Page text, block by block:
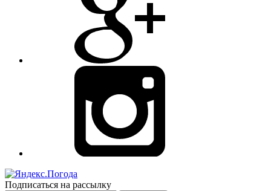
Подписаться на рассылку